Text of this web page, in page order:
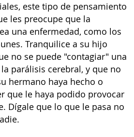
este tipo de pensamiento
les preocupe que la
una enfermedad, como los
Tranquilice a su hijo
no se puede "contagiar" una
parálisis cerebral, y que no
hermano haya hecho o
que le haya podido provocar
Dígale que lo que le pasa no